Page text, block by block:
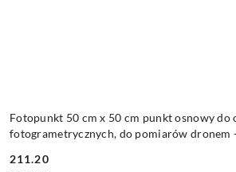
Fotopunkt 50 cm x 50 cm punkt osnowy do
fotogrametrycznych, do pomiarów dronem
211.20